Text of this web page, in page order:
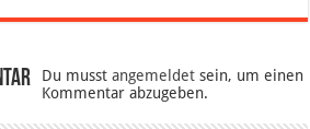
Du musstangemeldet sein, um einen
Kommentar abzugeben.